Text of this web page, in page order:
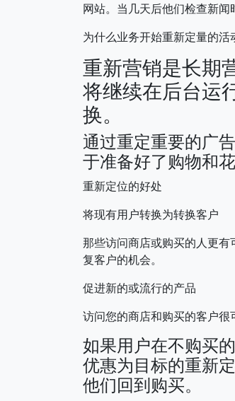
网站。当几天后他们检查新闻
为什么业务开始重新定量的活
重新营销是长期
将继续在后台运
换。
通过重定重要的广
于准备好了购物和花
重新定位的好处
将现有用户转换为转换客户
那些访问商店或购买的人更
复客户的机会。
促进新的或流行的产品
访问您的商店和购买的客户很
如果用户在不购买
优惠为目标的重新
他们回到购买。